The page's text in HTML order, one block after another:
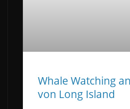
Whale Watching
von Long Island